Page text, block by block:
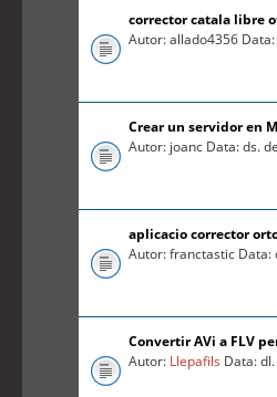
corrector catala libre
Autor: allado4356
Crear un servidor en
Autor: joanc Data: ds.
aplicacio corrector
Autor: franctastic Data:
Convertir AVi a FLV
Autor: Llepafils Data: